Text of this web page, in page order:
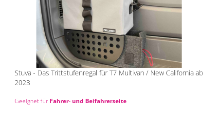
Stuva - Das Trittstufenregal für T7 Multivan / New California ab
2023
Geeignet für Fahrer- und Beifahrerseite